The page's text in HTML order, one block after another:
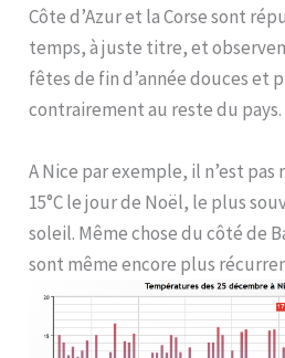
Côte d’Azur et la Corse sont
temps, à juste titre, et
fêtes de fin d’année douces et
contrairement au reste du pays.
A Nice par exemple, il n’est pas
15°C le jour de Noël, le plus
soleil. Même chose du côté de
sont même encore plus